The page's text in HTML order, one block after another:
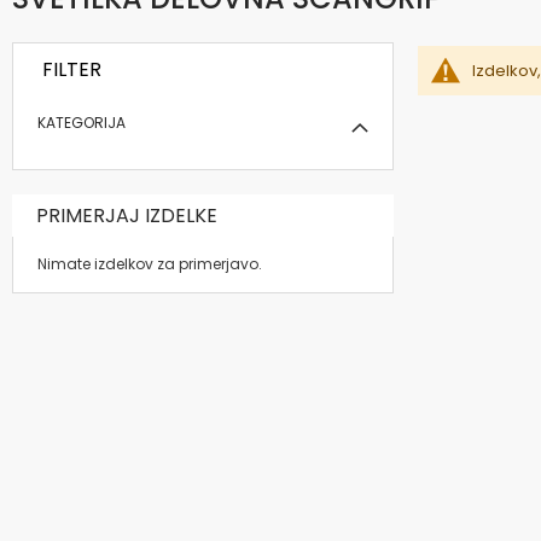
FILTER
KATEGORIJA
PRIMERJAJ IZDELKE
Nimate izdelkov za primerjavo.